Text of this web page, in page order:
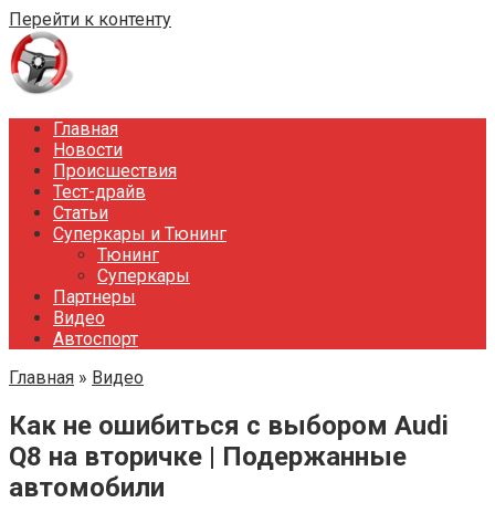
Перейти к контенту
Главная
Новости
Происшествия
Тест-драйв
Статьи
Суперкары и Тюнинг
Тюнинг
Суперкары
Партнеры
Видео
Автоспорт
Главная » Видео
Как не ошибиться с выбором Audi
Q8 на вторичке | Подержанные
автомобили